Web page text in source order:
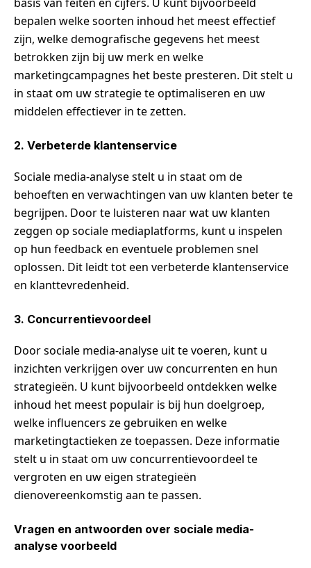
bepalen welke soorten inhoud het meest effectief
zijn, welke demografische gegevens het meest
betrokken zijn bij uw merk en welke
marketingcampagnes het beste presteren. Dit stelt u
in staat om uw strategie te optimaliseren en uw
middelen effectiever in te zetten.
2. Verbeterde klantenservice
Sociale media-analyse stelt u in staat om de
behoeften en verwachtingen van uw klanten beter te
begrijpen. Door te luisteren naar wat uw klanten
zeggen op sociale mediaplatforms, kunt u inspelen
op hun feedback en eventuele problemen snel
oplossen. Dit leidt tot een verbeterde klantenservice
en klanttevredenheid.
3. Concurrentievoordeel
Door sociale media-analyse uit te voeren, kunt u
inzichten verkrijgen over uw concurrenten en hun
strategieën. U kunt bijvoorbeeld ontdekken welke
inhoud het meest populair is bij hun doelgroep,
welke influencers ze gebruiken en welke
marketingtactieken ze toepassen. Deze informatie
stelt u in staat om uw concurrentievoordeel te
vergroten en uw eigen strategieën
dienovereenkomstig aan te passen.
Vragen en antwoorden over sociale media-
analyse voorbeeld